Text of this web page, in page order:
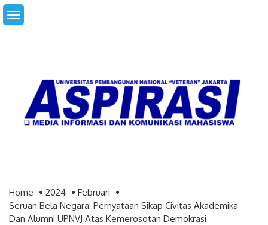
Skip
to
Home 2024
Februari
Seruan Bela Negara: Pernyataan Sikap Civitas Akademika
Dan Alumni UPNVJ Atas Kemerosotan Demokrasi